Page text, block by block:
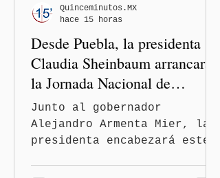
Alejandro Armenta Mier
resaltó este logro
interinstituci
Desde Puebla, la presidenta
Claudia Sheinbaum arrancará
la Jornada Nacional de
Reforestación
Junto al gobernador
Alejandro Armenta Mier, la
presidenta encabezará este
Quinceminutos.MX
hace 15 horas